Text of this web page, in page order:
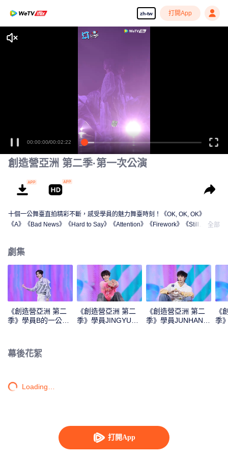
zh-tw 打開App
打開App
00:00:00/00:02:22
創造營亞洲 第二季·第一次公演
十個一公舞臺直拍精彩不斷，感受學員的魅力舞臺時刻！《OK, OK, OK》
《A》《Bad News》《Hard to Say》《Attention》《Firework》《Still
全部
劇集
《創造營亞洲 第二
季》學員B的一公直
《創造營亞洲 第二
季》學員JINGYU的
《創造營亞洲 第二
季》學員JUNHAN的
《
季
幕後花絮
Loading…